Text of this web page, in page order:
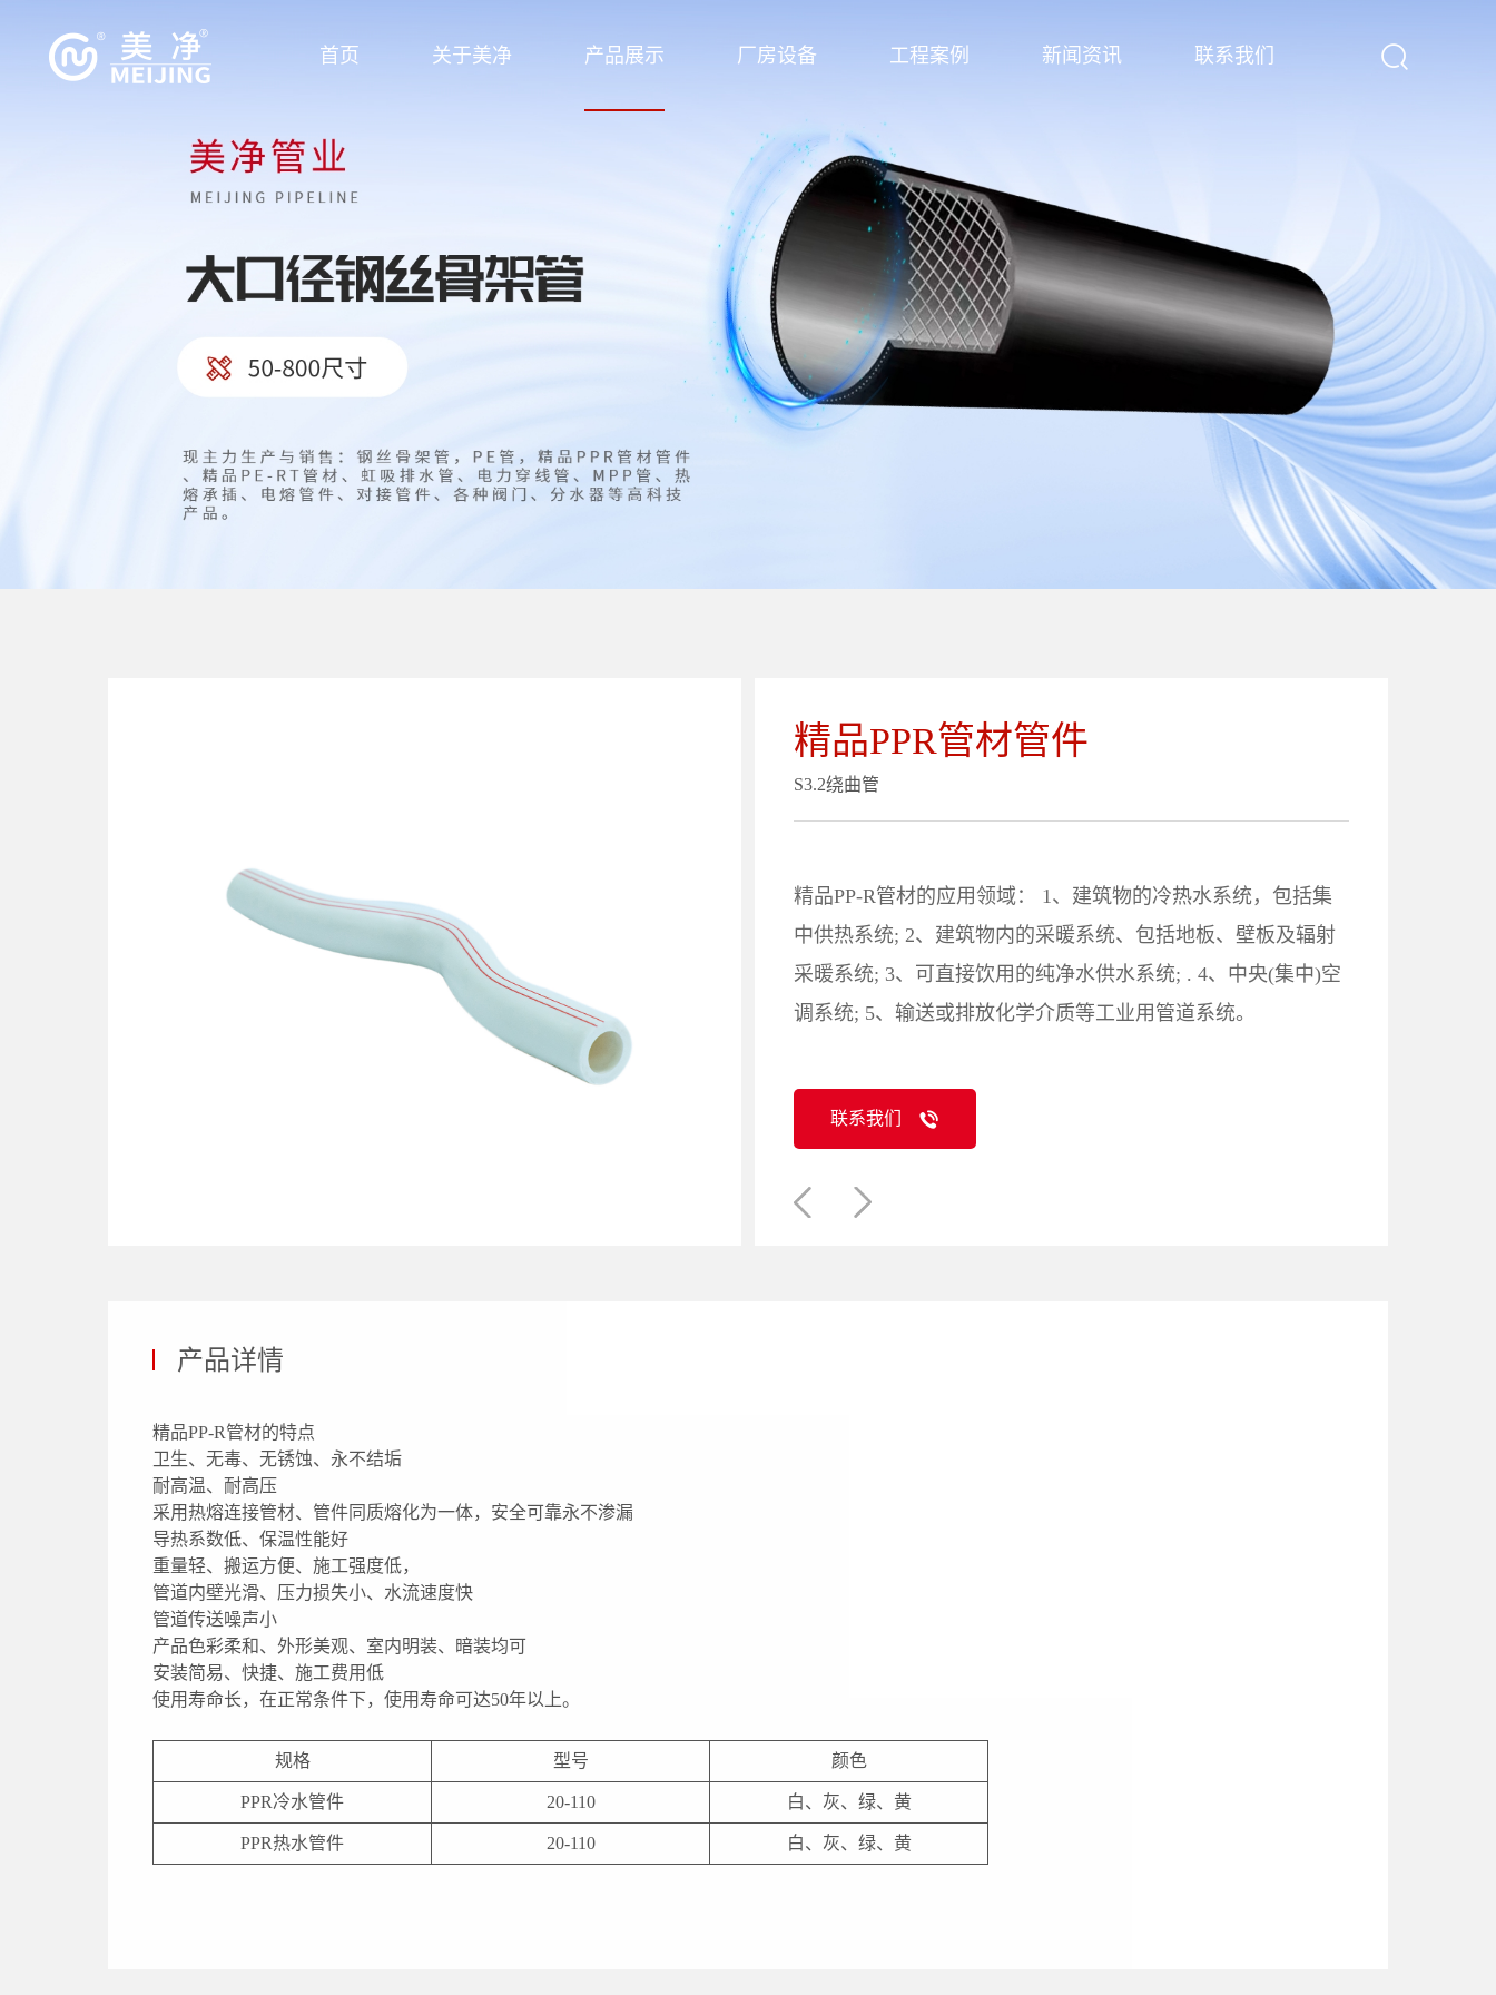
首页 关于美净 产品展示 厂房设备 工程案例 新闻资讯 联系我们
精品PPR管材管件
S3.2绕曲管
精品PP-R管材的应用领域： 1、建筑物的冷热水系统，包括集
中供热系统; 2、建筑物内的采暖系统、包括地板、壁板及辐射
采暖系统; 3、可直接饮用的纯净水供水系统; . 4、中央(集中)空
调系统; 5、输送或排放化学介质等工业用管道系统。
联系我们
产品详情
精品PP-R管材的特点
卫生、无毒、无锈蚀、永不结垢
耐高温、耐高压
采用热熔连接管材、管件同质熔化为一体，安全可靠永不渗漏
导热系数低、保温性能好
重量轻、搬运方便、施工强度低，
管道内壁光滑、压力损失小、水流速度快
管道传送噪声小
产品色彩柔和、外形美观、室内明装、暗装均可
安装简易、快捷、施工费用低
使用寿命长，在正常条件下，使用寿命可达50年以上。
规格 型号 颜色
PPR冷水管件 20-110 白、灰、绿、黄
PPR热水管件 20-110 白、灰、绿、黄